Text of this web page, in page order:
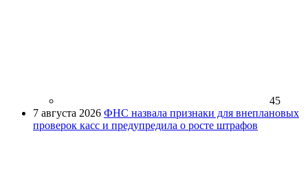
45
7 августа 2026 ФНС назвала признаки для внеплановых
проверок касс и предупредила о росте штрафов